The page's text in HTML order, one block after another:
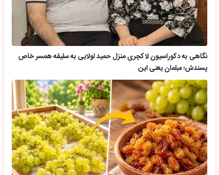
نگاهی به دکوراسیون لاکچری منزل حمید لولایی به سلیقه همسر خاص
پسندش؛ مبلمان یعنی این